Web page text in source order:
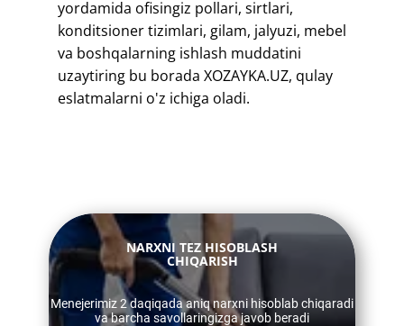
yordamida ofisingiz pollari, sirtlari,
konditsioner tizimlari, gilam, jalyuzi, mebel
va boshqalarning ishlash muddatini
uzaytiring bu borada XOZAYKA.UZ, qulay
eslatmalarni o'z ichiga oladi.
​​NARXNI TEZ HISOBLASH
CHIQARISH
​​Menejerimiz 2 daqiqada aniq narxni hisoblab chiqaradi
va barcha savollaringizga javob beradi